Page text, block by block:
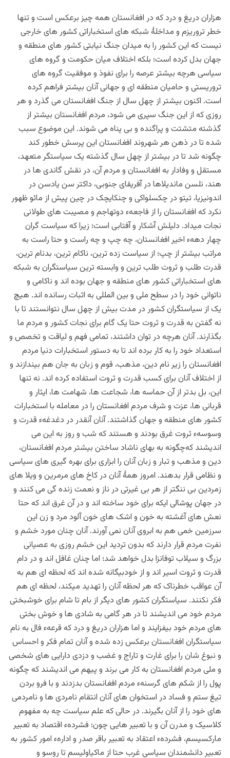
هزاران دریغ و درد که در افغانستان همه چیز برعکس است و تنها
خطر تروریزم و مداخلۀ شبکه های استخباراتی کشور های خارجی
نیست که این کشور را به میدان جنگ نیابتی کشور های منطقه و
جهان بدل کرده است؛ بلکه اختلاف میان حکومت و گروه های
سیاسی هرچه بیشتر عرصه را برای نفوذ و موفقیت گروه های
تروریستی و حامیان منطقه ای و جهانی آنان بیشتر فراهم کرده
است. اکنون بیشتر از چهل سال از جنگ افغانستان می گذرد و هر
روزی که از این جنگ سپری می شود، مردم افغانستان بیشتر از
گذشته متشتت و پراگنده و بی پناه می شوند. این موضوع سبب
شده تا در ذهن هر شهروند افغانستان این پرسش خطور کند
چگونه شد تا در بیشتر از چهل سال گذشته یک سیاستگر متعهد،
مستقل و وفادار به افغانستان و مردم آن، در نقش گاندی ها در
هند، نلسن ماندیلاها در آفریقای جنوبی، داکتر سن یادسن در
اندونیزیا، تیتو در چکسلواکی و چنکایچک در چین پیش از مائو ظهور
نکرد که افغانستان را از فاجعهء دوتهاجم و مصیبت های طولانی
نجات میداد. دلیلش آشکار و آفتابی است؛ زیرا که سیاست گران
چهار دههء اخیر افغانستان، چه چپ و چه راست و حتا راست به
مراتب بیشتر از چپ؛ از سیاست زده ترین، ناکام ترین، بدنام ترین،
قدرت طلب و ثروت طلب ترین و وابسته ترین سیاستگران به شبکه
های استخباراتی کشور های منطقه و جهان بوده اند‌ و ناکامی و
ناتوانی خود را در سطح ملی و بین المللی به اثبات رسانده اند. هیچ
یک از سیاستگران کشور در مدت بیش از چهل سال نتوانستند تا با
نه گفتن به قدرت و ثروت حتا یک گام برای نجات کشور و مردم ما
بگذارند. آنان هرچه در توان داشتند، تمامی فهم و لیاقت و تخصص و
استعداد خود را به کار برده اند تا به دستور استخبارات دنیا مردم
افغانستان را زیر نام دین، مذهب، قوم و زبان به جان هم بیندازند و
از اختلاف آنان برای کسب قدرت و ثروت استفاده کرده اند. نه تنها
این، بل بدتر از آن حماسه ها، شجاعت ها، شهامت ها، ایثار و
قربانی ها، عزت و شرف مردم افغانستان را در معامله با استخبارات
کشور های منطقه و جهان گذاشتند. آنان آنقدر در دغدغهء قدرت و
وسوسهء ثروت غرق بودند و هستند که شب و روز به این می
اندیشند که‌چگونه به بهای ناشاد ساختن بیشتر مردم افغانستان،
دین و مذهب و تبار و زبان آنان را ابزاری برای بهره گیری های سیاسی
و نظامی قرار بدهند. امروز همۀ آنان در کاخ های مرمرین و ویلا های
زمردین بی ننگتر از هر بی غیرتی در ناز و نعمت زنده گی می کنند و
در جهان پوشالی ایکه برای خود ساخته اند و در آن غرق اند که حتا
نعش های آغشته به خون و اشک های خون آلود مرد و زن این
سرزمین خمی هم به ابروی آنان نمی آورند. آنان چنان مورد خشم و
نفرت مردم قرار دارند که بدون تردید این خشم روزی به عصیانی
بزرگ و سیلاب توفانزا بدل خواهد شد؛ اما چنان غافل اند و در دام
قدرت و ثروت اسیر اند و از خودبیگانه شده اند که لحظه ای هم به
آن عواقب خطرناک که هر لحظه آنان را تهدید میکند، لحظه ای هم
فکر نکنند. سیاستگران کشور های دیگر از بام تا شام برای خوشبختی
مردم خود می اندیشند تا در هر گامی به شادی ها و خوش بختی
های مردم خود بیفزایند و اما هزاران دریغ و درد که قرعهء فال به نام
سیاستگران افغانستان برعکس زده شده و آنان تمام فکر و احساس
و نبوغ شان را برای غارت و تاراج و غضب و دزدی دارایی های شخصی
و ملی مردم افغانستان به کار می برند و پیهم می اندیشند که چگونه
پول را از شکم های گرسنهء مردم افغانستان بدزدند و با فرو بردن
تیغ ستم و فساد در استخوان های آنان انتقام نامردی ها و نامردمی
های خود را از آنان بگیرند.‌ در حالی که علم سیاست چه به مفهوم
کلاسیک و مدرن آن و با تعبیر هایی چون؛ فشردهء اقتصاد به تعبیر
مارکسیسم، فشردهء اعتقاد به تعبیر باقر صدر و ادارهء امور کشور به
تعبیر دانشمندان سیاسی غرب حتا از ماکیاولیسم تا روسو و